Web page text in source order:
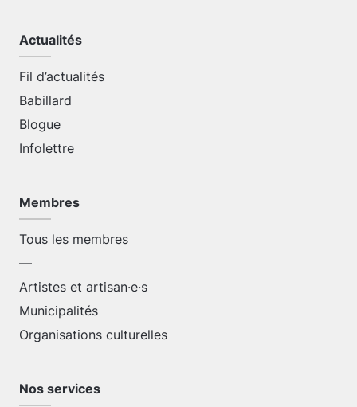
Actualités
Fil d’actualités
Babillard
Blogue
Infolettre
Membres
Tous les membres
—
Artistes et artisan·e·s
Municipalités
Organisations culturelles
Nos services